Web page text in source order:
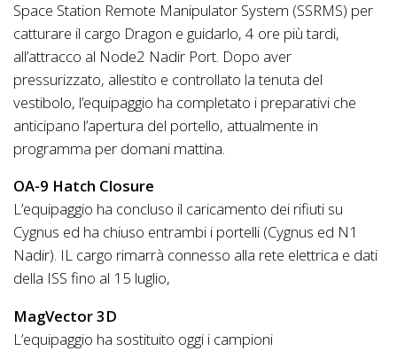
Space Station Remote Manipulator System (SSRMS) per
catturare il cargo Dragon e guidarlo, 4 ore più tardi,
all’attracco al Node2 Nadir Port. Dopo aver
pressurizzato, allestito e controllato la tenuta del
vestibolo, l’equipaggio ha completato i preparativi che
anticipano l’apertura del portello, attualmente in
programma per domani mattina.
OA-9 Hatch Closure
L’equipaggio ha concluso il caricamento dei rifiuti su
Cygnus ed ha chiuso entrambi i portelli (Cygnus ed N1
Nadir). IL cargo rimarrà connesso alla rete elettrica e dati
della ISS fino al 15 luglio,
MagVector 3D
L’equipaggio ha sostituito oggi i campioni